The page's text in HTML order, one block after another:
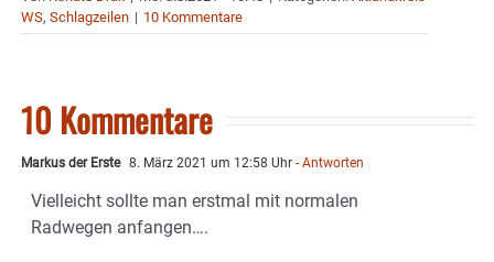
WS, Schlagzeilen | 10 Kommentare
10 Kommentare
Markus der Erste 8. März 2021 um 12:58 Uhr - Antworten
Vielleicht sollte man erstmal mit normalen
Radwegen anfangen….